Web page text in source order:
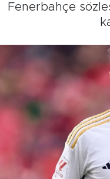
Fenerbahçe